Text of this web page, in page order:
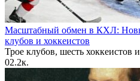
Масштабный обмен в КХЛ:
клубов и хоккеистов
Трое клубов, шесть хоккеистов
02.2к.